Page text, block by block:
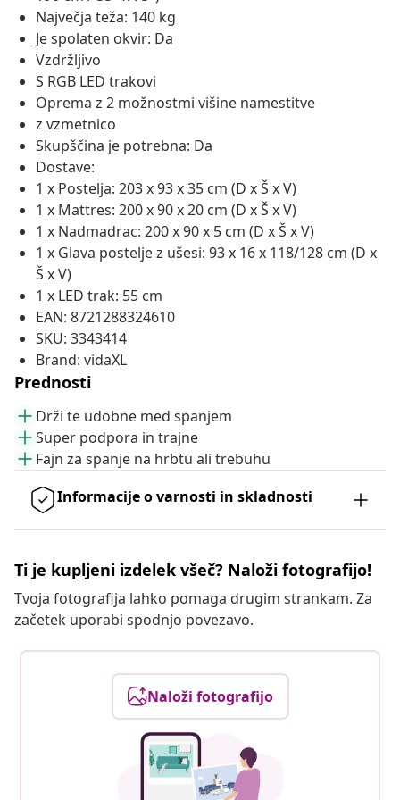
Največja teža: 140 kg
Je spolaten okvir: Da
Vzdržljivo
S RGB LED trakovi
Oprema z 2 možnostmi višine namestitve
z vzmetnico
Skupščina je potrebna: Da
Dostave:
1 x Postelja: 203 x 93 x 35 cm (D x Š x V)
1 x Mattres: 200 x 90 x 20 cm (D x Š x V)
1 x Nadmadrac: 200 x 90 x 5 cm (D x Š x V)
1 x Glava postelje z ušesi: 93 x 16 x 118/128 cm (D x
Š x V)
1 x LED trak: 55 cm
EAN: 8721288324610
SKU: 3343414
Brand: vidaXL
Prednosti
Drži te udobne med spanjem
Super podpora in trajne
Fajn za spanje na hrbtu ali trebuhu
Informacije o varnosti in skladnosti
Ti je kupljeni izdelek všeč? Naloži fotografijo!
Tvoja fotografija lahko pomaga drugim strankam. Za
začetek uporabi spodnjo povezavo.
Naloži fotografijo